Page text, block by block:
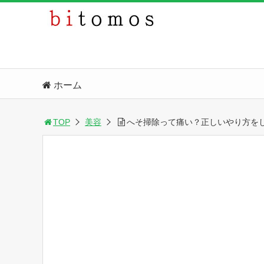
ホーム
TOP 美容 へそ掃除って痛い？正しいやり方を